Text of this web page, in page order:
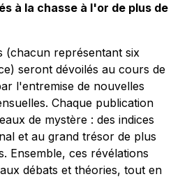
à la chasse à l'or de plus de
(chacun représentant six
seront dévoilés au cours de
l'entremise de nouvelles
Chaque publication
de mystère : des indices
et au grand trésor de plus
Ensemble, ces révélations
débats et théories, tout en